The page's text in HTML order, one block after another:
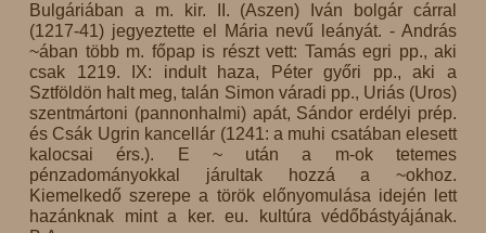
Bulgáriában a m. kir. II. (Aszen) Iván bolgár cárral
(1217-41) jegyeztette el Mária nevű leányát. - András
~ában több m. főpap is részt vett: Tamás egri pp., aki
csak 1219. IX: indult haza, Péter győri pp., aki a
Sztföldön halt meg, talán Simon váradi pp., Uriás (Uros)
szentmártoni (pannonhalmi) apát, Sándor erdélyi prép.
és Csák Ugrin kancellár (1241: a muhi csatában elesett
kalocsai érs.). E ~ után a m-ok tetemes
pénzadományokkal járultak hozzá a ~okhoz.
Kiemelkedő szerepe a török előnyomulása idején lett
hazánknak mint a ker. eu. kultúra védőbástyájának.